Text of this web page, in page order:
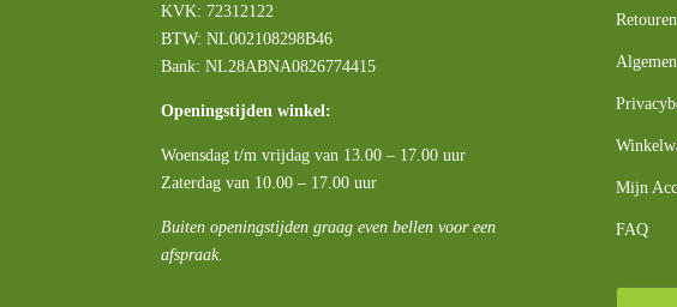
KVK: 72312122
BTW:NL002108298B46
Bank: NL28ABNA0826774415
Openingstijden winkel:
Woensdag t/m vrijdag van 13.00 – 17.00 uur
Zaterdag van 10.00 – 17.00 uur
Buiten openingstijden graag even bellen voor een
afspraak.
Retouren
Mijn
FAQ